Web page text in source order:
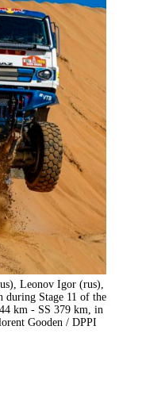
Leonov Igor (rus),
during Stage 11 of the
km - SS 379 km, in
Gooden / DPPI